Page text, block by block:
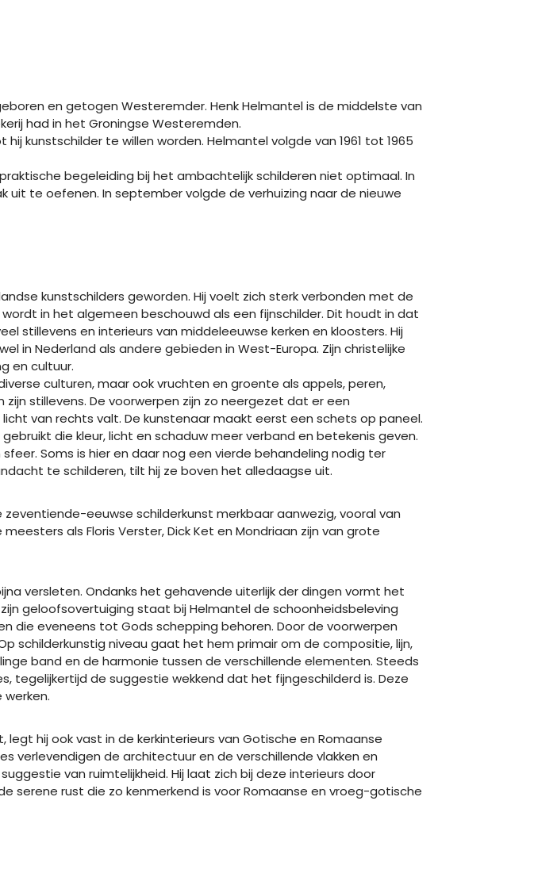
en getogen Westeremder. Henk Helmantel is de middelste van
had in het Groningse Westeremden.
kunstschilder te willen worden. Helmantel volgde van 1961 tot 1965
begeleiding bij het ambachtelijk schilderen niet optimaal. In
uit te oefenen. In september volgde de verhuizing naar de nieuwe
kunstschilders geworden. Hij voelt zich sterk verbonden met de
in het algemeen beschouwd als een fijnschilder. Dit houdt in dat
stillevens en interieurs van middeleeuwse kerken en kloosters. Hij
in Nederland als andere gebieden in West-Europa. Zijn christelijke
en cultuur.
culturen, maar ook vruchten en groente als appels, peren,
stillevens. De voorwerpen zijn zo neergezet dat er een
van rechts valt. De kunstenaar maakt eerst een schets op paneel.
die kleur, licht en schaduw meer verband en betekenis geven.
Soms is hier en daar nog een vierde behandeling nodig ter
te schilderen, tilt hij ze boven het alledaagse uit.
eeuwse schilderkunst merkbaar aanwezig, vooral van
als Floris Verster, Dick Ket en Mondriaan zijn van grote
versleten. Ondanks het gehavende uiterlijk der dingen vormt het
geloofsovertuiging staat bij Helmantel de schoonheidsbeleving
die eveneens tot Gods schepping behoren. Door de voorwerpen
schilderkunstig niveau gaat het hem primair om de compositie, lijn,
band en de harmonie tussen de verschillende elementen. Steeds
tegelijkertijd de suggestie wekkend dat het fijngeschilderd is. Deze
hij ook vast in de kerkinterieurs van Gotische en Romaanse
verlevendigen de architectuur en de verschillende vlakken en
van ruimtelijkheid. Hij laat zich bij deze interieurs door
serene rust die zo kenmerkend is voor Romaanse en vroeg-gotische